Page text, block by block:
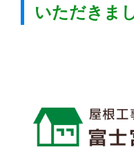
いただきま